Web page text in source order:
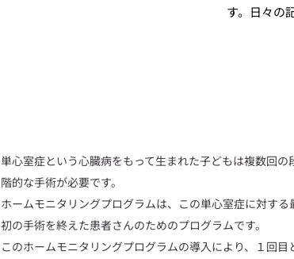
す。日々の
単心室症という心臓病をもって生まれた子どもは複数回の
階的な手術が必要です。
ホームモニタリングプログラムは、この単心室症に対する
初の手術を終えた患者さんのためのプログラムです。
このホームモニタリングプログラムの導入により、１回目